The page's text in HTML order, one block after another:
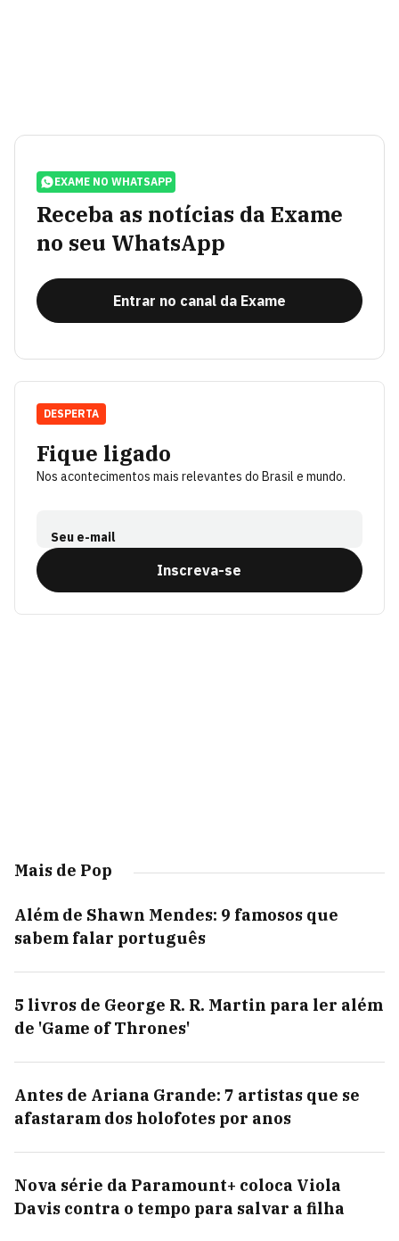
EXAME NO WHATSAPP
Receba as notícias da Exame
no seu WhatsApp
Entrar no canal da Exame
Fique ligado
Nos acontecimentos mais relevantes do Brasil e mundo.
Seu e-mail
Inscreva-se
DESPERTA
Mais de Pop
Além de Shawn Mendes: 9 famosos que
sabem falar português
5 livros de George R. R. Martin para ler além
de 'Game of Thrones'
Antes de Ariana Grande: 7 artistas que se
afastaram dos holofotes por anos
Nova série da Paramount+ coloca Viola
Davis contra o tempo para salvar a filha